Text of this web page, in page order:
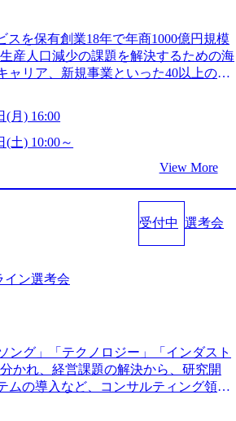
を保有創業18年で年商1000億円規模
産人口減少の課題を解決するための海
リア、新規事業といった40以上の事
り、事業創造の自由度が高い https://st
public/images/20240925162633_7
レバレジーズ株式会社 会社説
「カルチャー」など、レバレジーズの
) レバレジーズグローバル、
業委託業務」を受託 (https://prtimes.jp/
バレジーズ、モチベーション管理システ
html/rd/p/000000622.000010591.html)
種編 〜 (https://www.youtube.com/watc
創業以来黒字を維持し、急成長中であ
ベンチャー。創業から黒字経営。年間
production.appspot.com/public/images/
https://storage.
public/images/20251030164946_dc0888
(月) 16:00
(土) 10:00～
View More
受付中 選考会
イン選考会
ング」「テクノロジー」「インダスト
かれ、経営課題の解決から、研究開
ムの導入など、コンサルティング領域